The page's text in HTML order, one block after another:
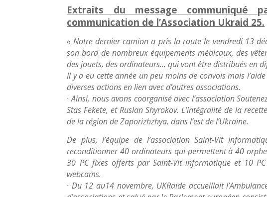
Extraits du message communiqué
communication de l’Association Ukraid 25.
« Notre dernier camion a pris la route le vendredi 13
son bord de nombreux équipements médicaux, des
des jouets, des ordinateurs… qui vont être distribués en
Il y a eu cette année un peu moins de convois mais
diverses actions en lien avec d’autres associations.
· Ainsi, nous avons coorganisé avec l’association
Stas Fekete, et Ruslan Shyrokov. L’intégralité de la
de la région de Zaporizhzhya, dans l’est de l’Ukraine.
De plus, l’équipe de l’association Saint-Vit
reconditionner 40 ordinateurs qui permettent à 40
30 PC fixes offerts par Saint-Vit informatique et 10
webcams.
· Du 12 au14 novembre, UKRaide accueillait